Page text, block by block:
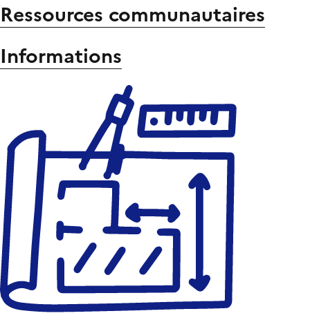
Ressources communautaires
Informations